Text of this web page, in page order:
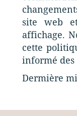
site web
affichage.
cette
informé des
Dermière